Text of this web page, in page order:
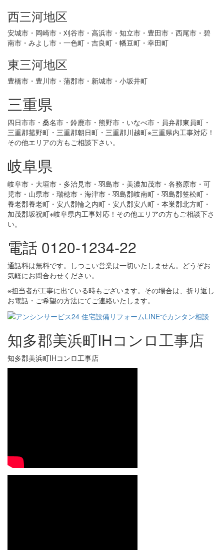
西三河地区
安城市・岡崎市・刈谷市・高浜市・知立市・豊田市・西尾市・碧
南市・みよし市・一色町・吉良町・幡豆町・幸田町
東三河地区
豊橋市・豊川市・蒲郡市・新城市・小坂井町
三重県
四日市市・桑名市・鈴鹿市・熊野市・いなべ市・員弁郡東員町・
三重郡菰野町・三重郡朝日町・三重郡川越町※三重県内工事対応！
その他エリアの方もご相談下さい。
岐阜県
岐阜市・大垣市・多治見市・羽島市・美濃加茂市・各務原市・可
児市・山県市・瑞穂市・海津市・羽島郡岐南町・羽島郡笠松町・
養老郡養老町・安八郡輪之内町・安八郡安八町・本巣郡北方町・
加茂郡坂祝町※岐阜県内工事対応！その他エリアの方もご相談下さ
い。
電話 0120-1234-22
通話料は無料です。しつこい営業は一切いたしません。どうぞお
気軽にお問合わせください。
※担当者が工事に出ている時もございます。その場合は、折り返し
お電話・ご希望の方法にてご連絡いたします。
知多郡美浜町IHコンロ工事店
知多郡美浜町IHコンロ工事店